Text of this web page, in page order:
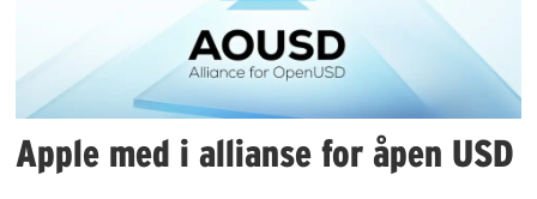
Apple med i allianse for åpen USD